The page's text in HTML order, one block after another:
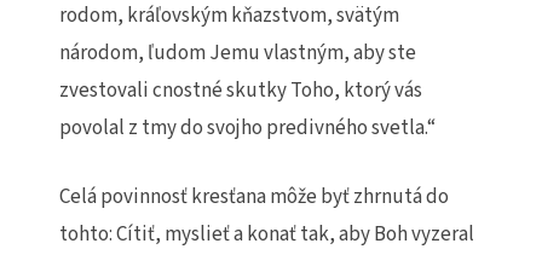
rodom, kráľovským kňazstvom, svätým
národom, ľudom Jemu vlastným, aby ste
zvestovali cnostné skutky Toho, ktorý vás
povolal z tmy do svojho predivného svetla.“
Celá povinnosť kresťana môže byť zhrnutá do
tohto: Cítiť, myslieť a konať tak, aby Boh vyzeral